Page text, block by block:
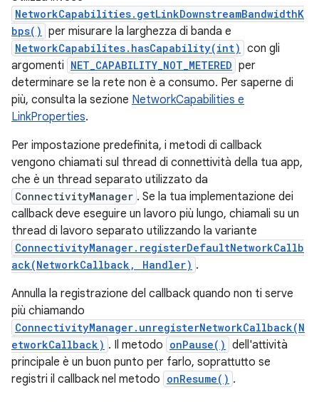
NetworkCapabilities.getLinkDownstreamBandwidthK
bps() per misurare la larghezza di banda e
NetworkCapabilites.hasCapability(int) con gli
argomenti NET_CAPABILITY_NOT_METERED per
determinare se la rete non è a consumo. Per saperne di
più, consulta la sezione NetworkCapabilities e
LinkProperties.
Per impostazione predefinita, i metodi di callback
vengono chiamati sul thread di connettività della tua app,
che è un thread separato utilizzato da
ConnectivityManager . Se la tua implementazione dei
callback deve eseguire un lavoro più lungo, chiamali su un
thread di lavoro separato utilizzando la variante
ConnectivityManager.registerDefaultNetworkCallb
ack(NetworkCallback, Handler) .
Annulla la registrazione del callback quando non ti serve
più chiamando
ConnectivityManager.unregisterNetworkCallback(N
etworkCallback) . Il metodo onPause() dell'attività
principale è un buon punto per farlo, soprattutto se
registri il callback nel metodo onResume() .